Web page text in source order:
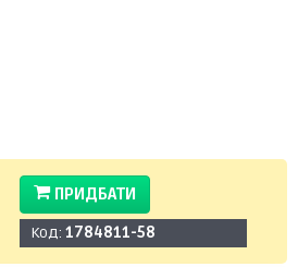
ПРИДБАТИ
Код: 1784811-58